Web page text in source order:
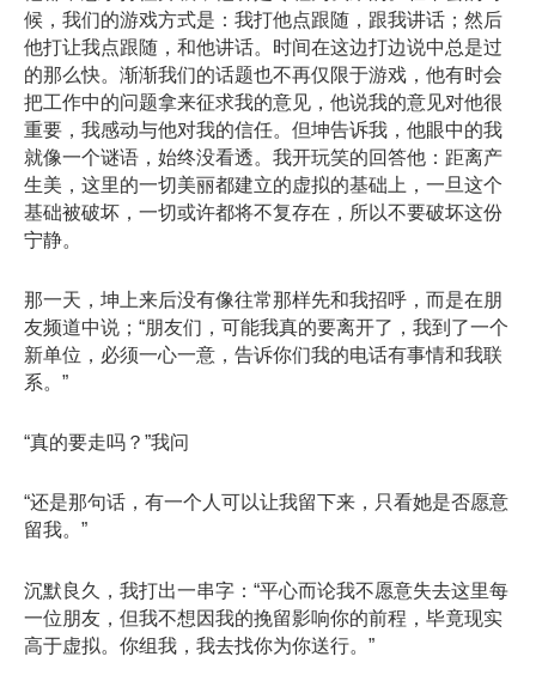
候，我们的游戏方式是：我打他点跟随，跟我讲话；然后
他打让我点跟随，和他讲话。时间在这边打边说中总是过
的那么快。渐渐我们的话题也不再仅限于游戏，他有时会
把工作中的问题拿来征求我的意见，他说我的意见对他很
重要，我感动与他对我的信任。但坤告诉我，他眼中的我
就像一个谜语，始终没看透。我开玩笑的回答他：距离产
生美，这里的一切美丽都建立的虚拟的基础上，一旦这个
基础被破坏，一切或许都将不复存在，所以不要破坏这份
宁静。
那一天，坤上来后没有像往常那样先和我招呼，而是在朋
友频道中说；“朋友们，可能我真的要离开了，我到了一个
新单位，必须一心一意，告诉你们我的电话有事情和我联
系。”
“真的要走吗？”我问
“还是那句话，有一个人可以让我留下来，只看她是否愿意
留我。”
沉默良久，我打出一串字：“平心而论我不愿意失去这里每
一位朋友，但我不想因我的挽留影响你的前程，毕竟现实
高于虚拟。你组我，我去找你为你送行。”